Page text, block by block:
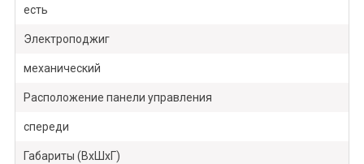
есть
Электроподжиг
механический
Расположение панели управления
спереди
Габариты (ВхШхГ)